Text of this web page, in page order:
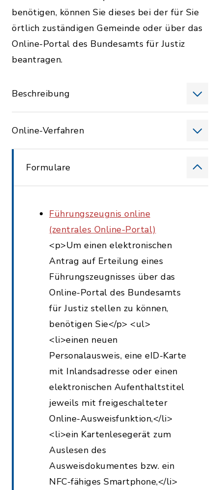
benötigen, können Sie dieses bei der für Sie
örtlich zuständigen Gemeinde oder über das
Online-Portal des Bundesamts für Justiz
beantragen.
Beschreibung
Online-Verfahren
Formulare
Führungszeugnis online
(zentrales Online-Portal)
<p>Um einen elektronischen
Antrag auf Erteilung eines
Führungszeugnisses über das
Online-Portal des Bundesamts
für Justiz stellen zu können,
benötigen Sie</p> <ul>
<li>einen neuen
Personalausweis, eine eID-Karte
mit Inlandsadresse oder einen
elektronischen Aufenthaltstitel
jeweils mit freigeschalteter
Online-Ausweisfunktion,</li>
<li>ein Kartenlesegerät zum
Auslesen des
Ausweisdokumentes bzw. ein
NFC-fähiges Smartphone,</li>